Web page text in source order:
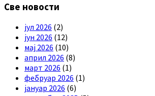
Све новости
јул 2026 (2)
јун 2026 (12)
мај 2026 (10)
април 2026 (8)
март 2026 (1)
фебруар 2026 (1)
јануар 2026 (6)